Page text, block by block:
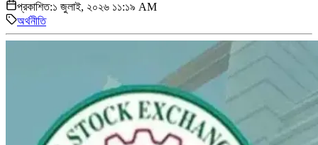
প্রকাশিত:১ জুলাই, ২০২৬ ১১:১৯ AM
অর্থনীতি